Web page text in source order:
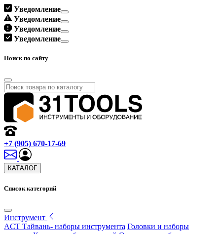
Уведомление
Уведомление
Уведомление
Уведомление
Поиск по сайту
+7 (905) 670-17-69
КАТАЛОГ
Список категорий
Инструмент
ACT Тайвань- наборы инструмента Головки и наборы